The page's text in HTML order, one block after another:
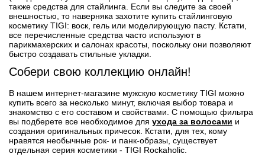
также средства для стайлинга. Если вы следите за своей
внешностью, то наверняка захотите купить стайлинговую
косметику TIGI: воск, гель или моделирующую пасту. Кстати,
все перечисленные средства часто используют в
парикмахерских и салонах красоты, поскольку они позволяют
быстро создавать стильные укладки.
Собери свою коллекцию онлайн!
В нашем интернет-магазине мужскую косметику TIGI можно
купить всего за несколько минут, включая выбор товара и
знакомство с его составом и свойствами. С помощью фильтра
вы подберете все необходимое для ухода за волосами и
создания оригинальных причесок. Кстати, для тех, кому
нравятся необычные рок- и панк-образы, существует
отдельная серия косметики - TIGI Rockaholic.